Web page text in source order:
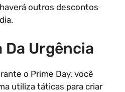
outros descontos
Da Urgência
o Prime Day, você
utiliza táticas para criar